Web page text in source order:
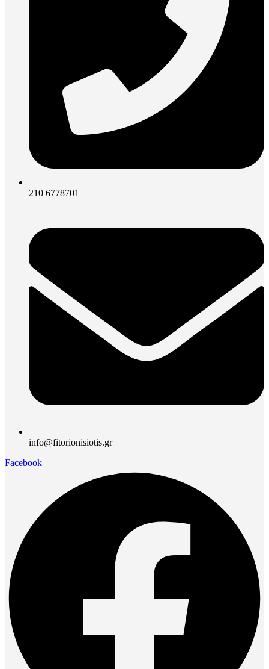
210 6778701
info@fitorionisiotis.gr
Facebook